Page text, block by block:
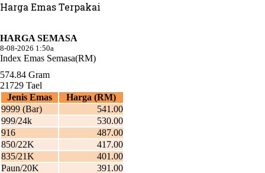
Harga Emas Terpakai